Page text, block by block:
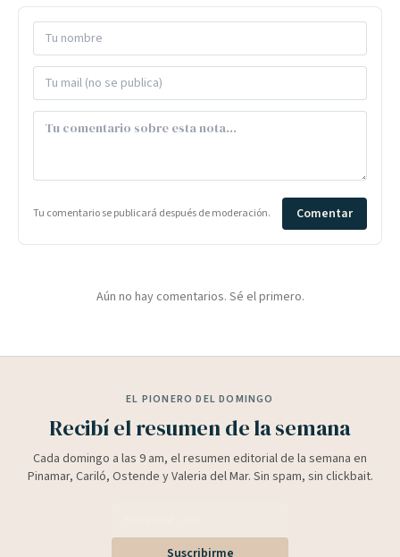
Tu comentario se publicará después de moderación. Comentar
Aún no hay comentarios. Sé el primero.
EL PIONERO DEL DOMINGO
Recibí el resumen de la semana
Cada domingo a las 9 am, el resumen editorial de la semana en
Pinamar, Cariló, Ostende y Valeria del Mar. Sin spam, sin clickbait.
Suscribirme